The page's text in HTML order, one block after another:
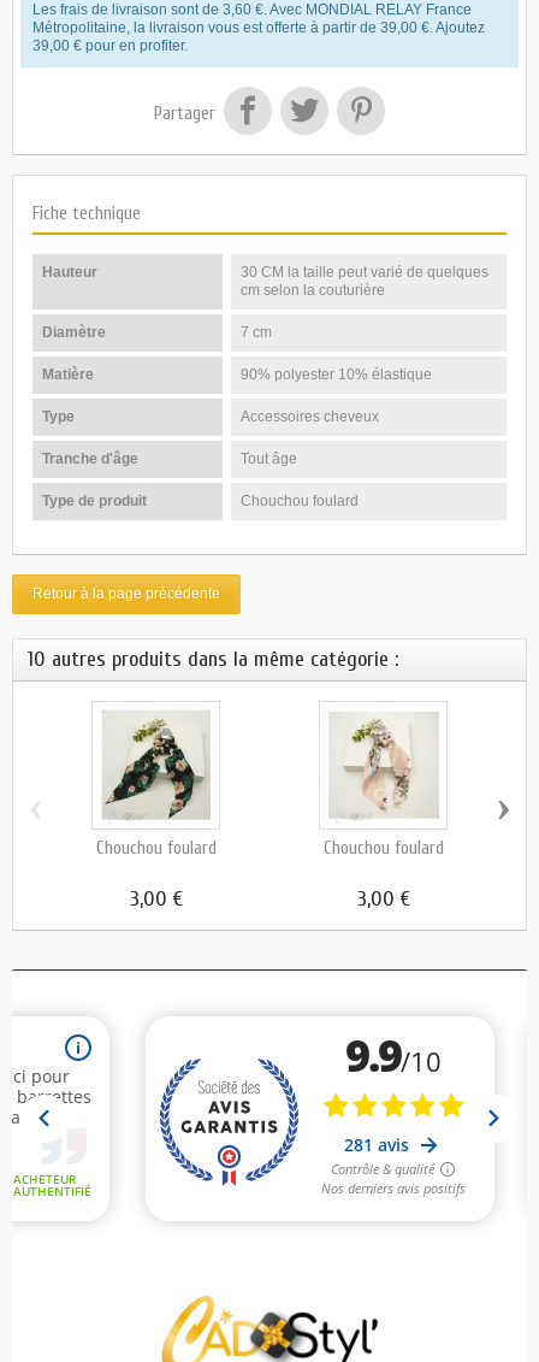
Les frais de livraison sont de 3,60 €. Avec MONDIAL RELAY France
Métropolitaine, la livraison vous est offerte à partir de 39,00 €. Ajoutez
39,00 € pour en profiter.
Partager
Fiche technique
Hauteur
30 CM la taille peut varié de quelques
cm selon la couturière
Diamètre 7 cm
Matière 90% polyester 10% élastique
Type Accessoires cheveux
Tranche d'âge Tout âge
Type de produit Chouchou foulard
Retour à la page précédente
10 autres produits dans la même catégorie :
Chouchou foulard
3,00 €
Chouchou foulard
3,00 €
‹ ›